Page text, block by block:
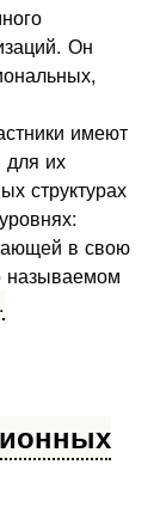
Он
имеют
для их
структурах
в свою
называемом